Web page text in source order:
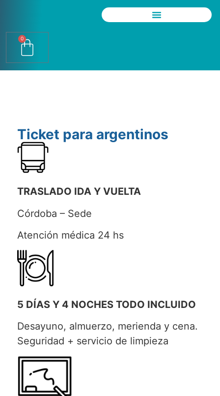
0
Ticket para argentinos
TRASLADO IDA Y VUELTA
Córdoba – Sede
Atención médica 24 hs
5 DÍAS Y 4 NOCHES TODO INCLUIDO
Desayuno, almuerzo, merienda y cena.
Seguridad + servicio de limpieza